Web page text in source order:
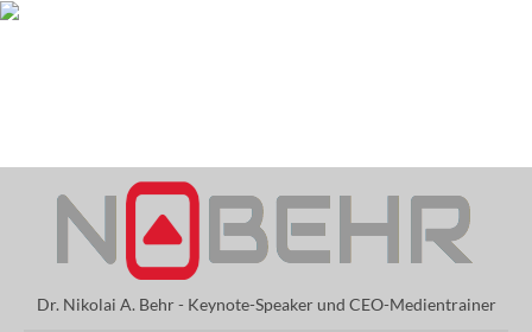
Dr. Nikolai A. Behr - Keynote-Speaker und CEO-Medientrainer